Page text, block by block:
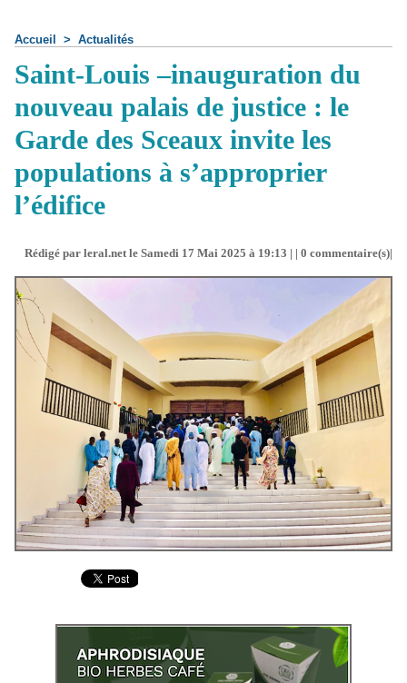
Accueil > Actualités
Saint-Louis –inauguration du
nouveau palais de justice : le
Garde des Sceaux invite les
populations à s’approprier
l’édifice
Rédigé par leral.net le Samedi 17 Mai 2025 à 19:13 | | 0 commentaire(s)|